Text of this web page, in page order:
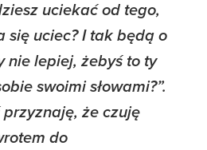
uciekać od tego,
się uciec? I tak będą o
nie lepiej, żebyś to ty
swoimi słowami?”.
że czuję
do